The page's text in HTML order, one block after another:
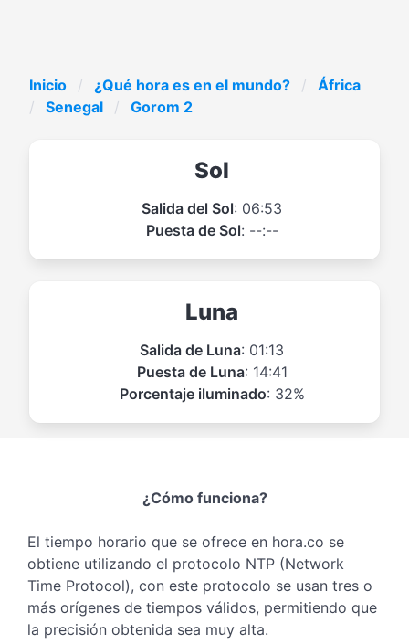
Inicio ¿Qué hora es en el mundo?
África
Senegal
Gorom 2
Sol
Salida del Sol: 06:53
Puesta de Sol: --:--
Luna
Salida de Luna: 01:13
Puesta de Luna: 14:41
Porcentaje iluminado: 32%
¿Cómo funciona?
El tiempo horario que se ofrece en hora.co se
obtiene utilizando el protocolo NTP (Network
Time Protocol), con este protocolo se usan tres o
más orígenes de tiempos válidos, permitiendo que
la precisión obtenida sea muy alta.